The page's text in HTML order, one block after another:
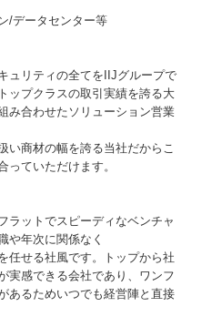
/データセンター等
ュリティの全てをIIJグループで
ップクラスの取引実績を誇る大
み合わせたソリューション営業
い商材の幅を誇る当社だからこ
っていただけます。
ラットでスピーディなベンチャ
や年次に関係なく
任せる社風です。トップから社
実感できる会社であり、ワンフ
あるためいつでも経営陣と直接